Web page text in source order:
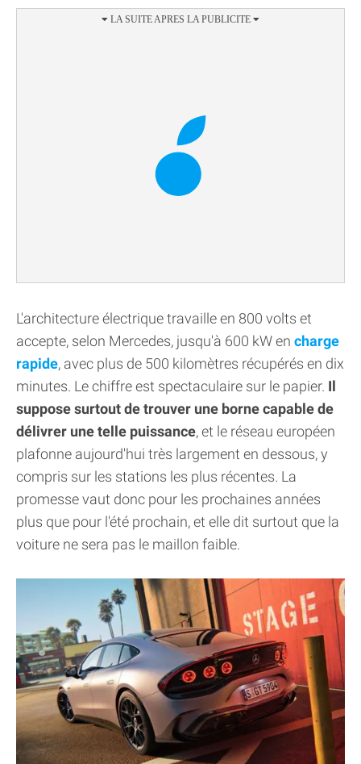
L'architecture électrique travaille en 800 volts et
accepte, selon Mercedes, jusqu'à 600 kW en charge
rapide, avec plus de 500 kilomètres récupérés en dix
minutes. Le chiffre est spectaculaire sur le papier. Il
suppose surtout de trouver une borne capable de
délivrer une telle puissance, et le réseau européen
plafonne aujourd'hui très largement en dessous, y
compris sur les stations les plus récentes. La
promesse vaut donc pour les prochaines années
plus que pour l'été prochain, et elle dit surtout que la
voiture ne sera pas le maillon faible.